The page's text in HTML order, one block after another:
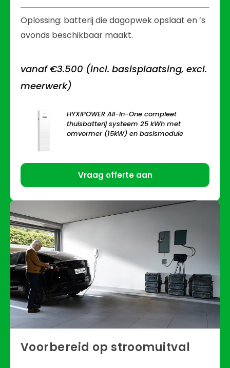
Oplossing: batterij die dagopwek opslaat en ’s
avonds beschikbaar maakt.
vanaf €3.500 (incl. basisplaatsing, excl.
meerwerk)
HYXiPOWER All-In-One compleet
thuisbatterij systeem 25 kWh met
omvormer (15kW) en basismodule
Vraag offerte aan
Voorbereid op stroomuitval